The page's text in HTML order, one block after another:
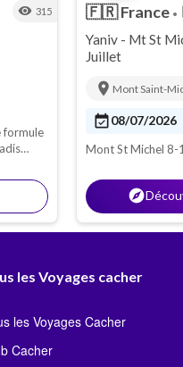
visibility 315
formule
🇫🇷France •
Yaniv - Mt St
Juillet
location_on Mont Saint-
event_available08/07/2026
Mont St Michel 8-
explore
les Voyages cacher
les Voyages Cacher
Cacher